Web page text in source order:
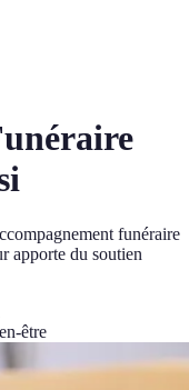
funéraire
apporte du soutien
être